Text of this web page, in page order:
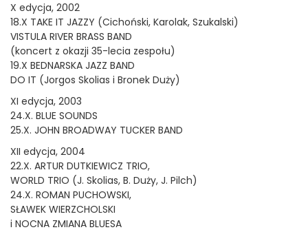
X edycja, 2002
18.X TAKE IT JAZZY (Cichoński, Karolak, Szukalski)
VISTULA RIVER BRASS BAND
(koncert z okazji 35-lecia zespołu)
19.X BEDNARSKA JAZZ BAND
DO IT (Jorgos Skolias i Bronek Duży)
XI edycja, 2003
24.X. BLUE SOUNDS
25.X. JOHN BROADWAY TUCKER BAND
XII edycja, 2004
22.X. ARTUR DUTKIEWICZ TRIO,
WORLD TRIO (J. Skolias, B. Duży, J. Pilch)
24.X. ROMAN PUCHOWSKI,
SŁAWEK WIERZCHOLSKI
i NOCNA ZMIANA BLUESA